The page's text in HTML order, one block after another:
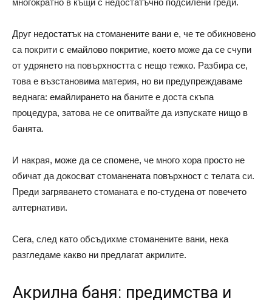
многократно в къщи с недостатъчно подсилени греди.
Друг недостатък на стоманените вани е, че те обикновено
са покрити с емайлово покритие, което може да се счупи
от удрянето на повърхността с нещо тежко. Разбира се,
това е възстановима материя, но ви предупреждаваме
веднага: емайлирането на баните е доста скъпа
процедура, затова не се опитвайте да изпускате нищо в
банята.
И накрая, може да се спомене, че много хора просто не
обичат да докосват стоманената повърхност с телата си.
Преди загряването стоманата е по-студена от повечето
алтернативи.
Сега, след като обсъдихме стоманените вани, нека
разгледаме какво ни предлагат акрилите.
Акрилна баня: предимства и